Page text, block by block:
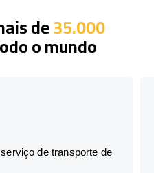
de35.000
o mundo
de transporte de